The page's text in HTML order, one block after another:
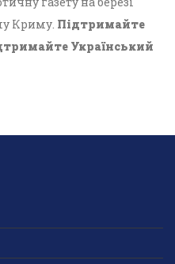
Криму. Підтримайте
Український